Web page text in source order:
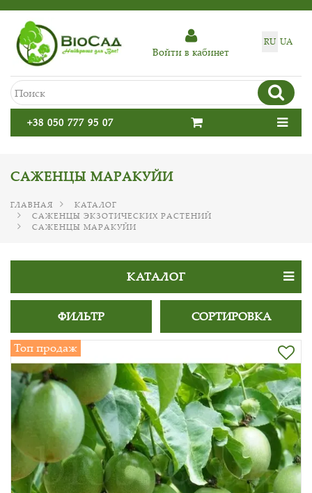
RU UA
Войти в кабинет
+38 050 777 95 07
САЖЕНЦЫ МАРАКУЙИ
ГЛАВНАЯ
КАТАЛОГ
САЖЕНЦЫ ЭКЗОТИЧЕСКИХ РАСТЕНИЙ
САЖЕНЦЫ МАРАКУЙИ
КАТАЛОГ
ФИЛЬТР СОРТИРОВКА
Топ продаж